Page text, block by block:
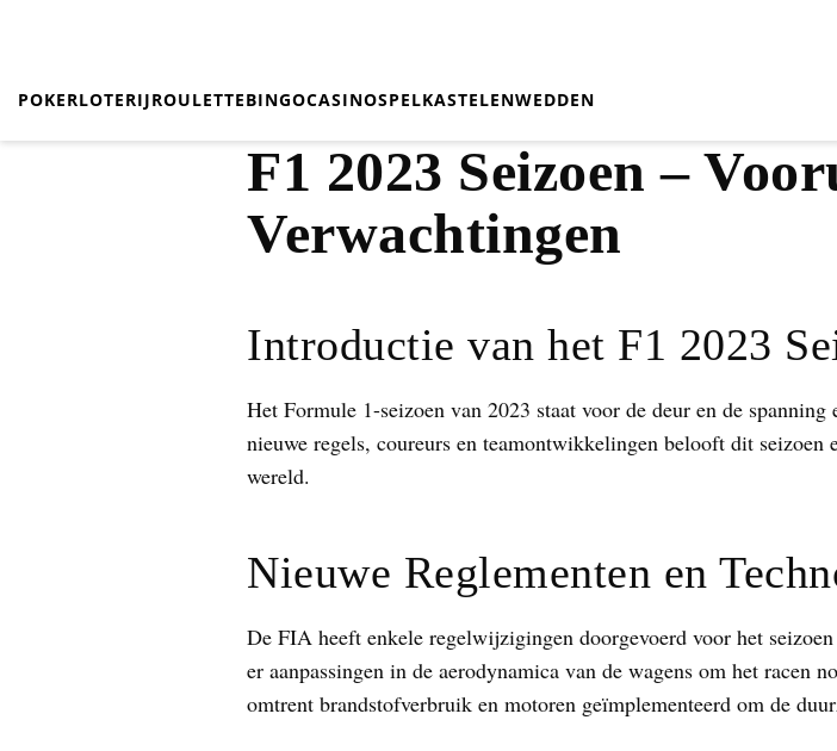
POKERLOTERIJROULETTEBINGOCASINOSPELKASTELENWEDDEN
F1 2023 Seizoen –
Verwachtingen
Introductie van het F1 2023
Het Formule 1-seizoen van 2023 staat voor de deur en de
nieuwe regels, coureurs en teamontwikkelingen belooft dit seizoen
wereld.
Nieuwe Reglementen en
De FIA heeft enkele regelwijzigingen doorgevoerd voor het
er aanpassingen in de aerodynamica van de wagens om het racen
omtrent brandstofverbruik en motoren geïmplementeerd om de